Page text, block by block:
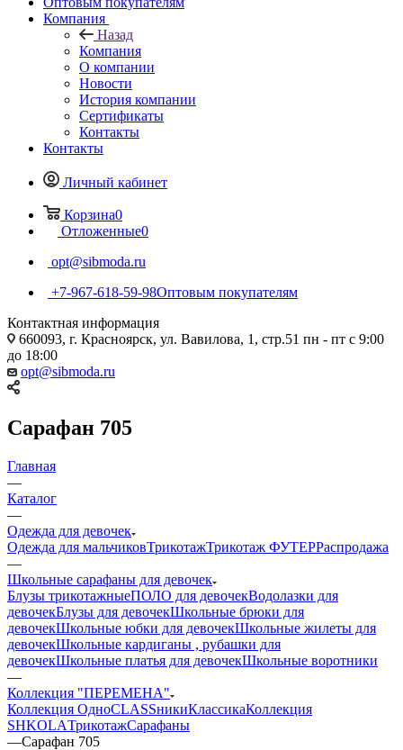
Компания
Назад
Компания
О компании
Новости
История компании
Сертификаты
Контакты
Контакты
Личный кабинет
Корзина0
Отложенные0
opt@sibmoda.ru
+7-967-618-59-98Оптовым покупателям
Контактная информация
660093, г. Красноярск, ул. Вавилова, 1, стр.51 пн - пт с 9:00
до 18:00
opt@sibmoda.ru
Сарафан 705
Главная
—
Каталог
—
Одежда для девочек
Одежда для мальчиковТрикотажТрикотаж ФУТЕРРаспродажа
—
Школьные сарафаны для девочек
Блузы трикотажныеПОЛО для девочекВодолазки для
девочекБлузы для девочекШкольные брюки для
девочекШкольные юбки для девочекШкольные жилеты для
девочекШкольные кардиганы , рубашки для
девочекШкольные платья для девочекШкольные воротники
—
Коллекция "ПЕРЕМЕНА"
Коллекция ОдноCLASSникиКлассикаКоллекция
SHKOLAТрикотажСарафаны
—Сарафан 705